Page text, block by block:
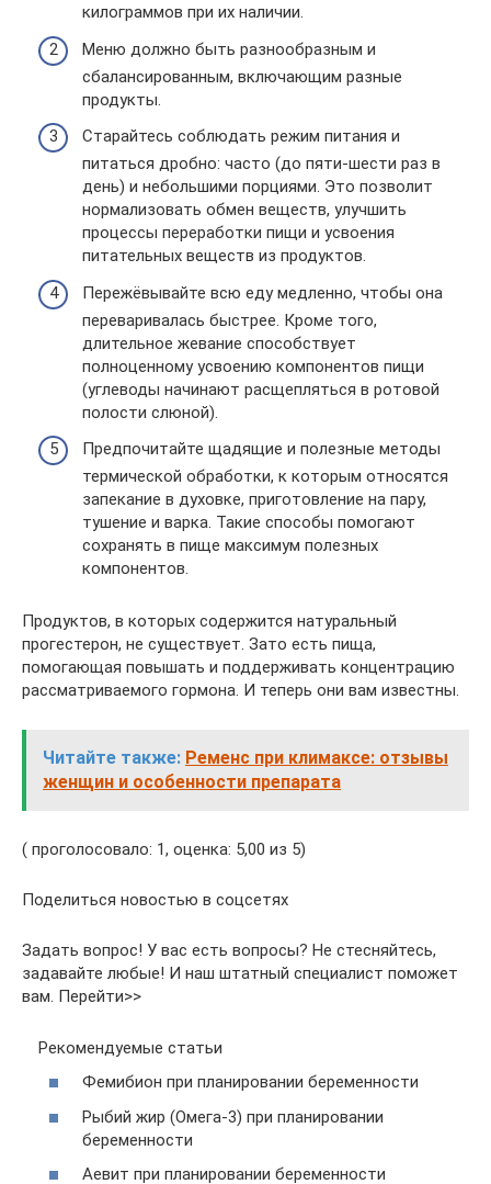
килограммов при их наличии.
Меню должно быть разнообразным и
сбалансированным, включающим разные
продукты.
Старайтесь соблюдать режим питания и
питаться дробно: часто (до пяти-шести раз в
день) и небольшими порциями. Это позволит
нормализовать обмен веществ, улучшить
процессы переработки пищи и усвоения
питательных веществ из продуктов.
Пережёвывайте всю еду медленно, чтобы она
переваривалась быстрее. Кроме того,
длительное жевание способствует
полноценному усвоению компонентов пищи
(углеводы начинают расщепляться в ротовой
полости слюной).
Предпочитайте щадящие и полезные методы
термической обработки, к которым относятся
запекание в духовке, приготовление на пару,
тушение и варка. Такие способы помогают
сохранять в пище максимум полезных
компонентов.
Продуктов, в которых содержится натуральный
прогестерон, не существует. Зато есть пища,
помогающая повышать и поддерживать концентрацию
рассматриваемого гормона. И теперь они вам известны.
Читайте также: Ременс при климаксе: отзывы
женщин и особенности препарата
( проголосовало: 1, оценка: 5,00 из 5)
Поделиться новостью в соцсетях
Задать вопрос! У вас есть вопросы? Не стесняйтесь,
задавайте любые! И наш штатный специалист поможет
вам. Перейти>>
Рекомендуемые статьи
Фемибион при планировании беременности
Рыбий жир (Омега-3) при планировании
беременности
Аевит при планировании беременности